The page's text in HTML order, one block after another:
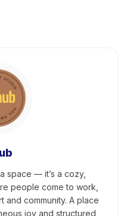
space — it’s a cozy,
people come to work,
and community. A place
joy and structured